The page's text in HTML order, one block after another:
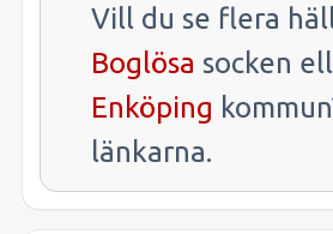
Vill du se flera
Boglösa socken
Enköping
länkarna.